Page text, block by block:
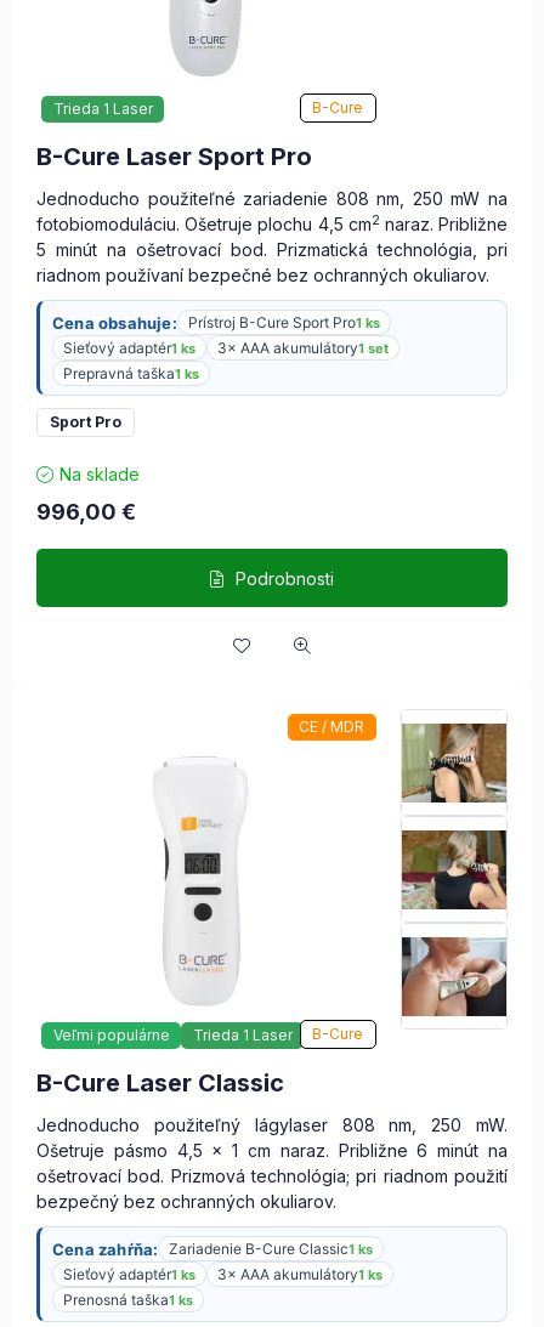
Trieda 1 Laser B-Cure
B-Cure Laser Sport Pro
Jednoducho použiteľné zariadenie 808 nm, 250 mW na
fotobiomoduláciu. Ošetruje plochu 4,5 cm2 naraz. Približne
5 minút na ošetrovací bod. Prizmatická technológia, pri
riadnom používaní bezpečné bez ochranných okuliarov.
Cena obsahuje: Prístroj B-Cure Sport Pro1 ks
Sieťový adaptér1 ks 3× AAA akumulátory1 set
Prepravná taška1 ks
Sport Pro
Na sklade
996,00 €
Podrobnosti
CE / MDR
Veľmi populárne Trieda 1 Laser B-Cure
B-Cure Laser Classic
Jednoducho použiteľný lágylaser 808 nm, 250 mW.
Ošetruje pásmo 4,5 × 1 cm naraz. Približne 6 minút na
ošetrovací bod. Prizmová technológia; pri riadnom použití
bezpečný bez ochranných okuliarov.
Cena zahŕňa: Zariadenie B-Cure Classic1 ks
Sieťový adaptér1 ks 3× AAA akumulátory1 ks
Prenosná taška1 ks